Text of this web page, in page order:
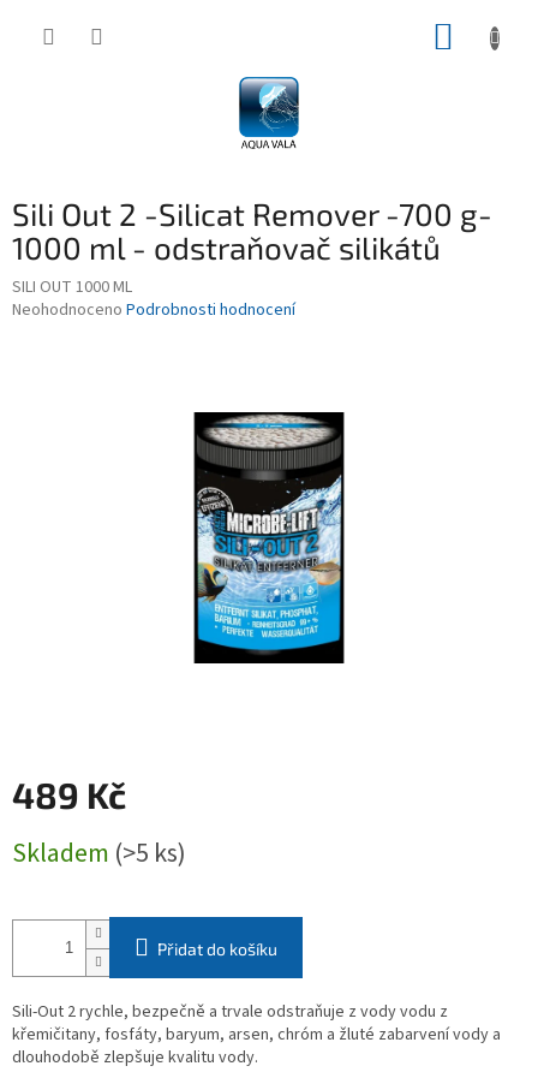
Sili Out 2 -Silicat Remover -700 g-
1000 ml - odstraňovač silikátů
SILI OUT 1000 ML
Průměrné
Neohodnoceno Podrobnosti hodnocení
489 Kč
cena:
Skladem (>5 ks)
Přidat do košíku
Sili-Out 2 rychle, bezpečně a trvale odstraňuje z vody vodu z
křemičitany, fosfáty, baryum, arsen, chróm a žluté zabarvení vody a
dlouhodobě zlepšuje kvalitu vody.